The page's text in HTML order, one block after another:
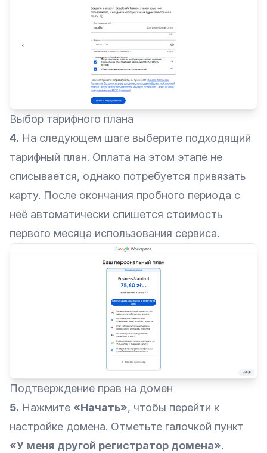
Выбор тарифного плана
4. На следующем шаге выберите подходящий
тарифный план. Оплата на этом этапе не
списывается, однако потребуется привязать
карту. После окончания пробного периода с
неё автоматически спишется стоимость
первого месяца использования сервиса.
Подтверждение прав на домен
5. Нажмите «Начать», чтобы перейти к
настройке домена. Отметьте галочкой пункт
«У меня другой регистратор домена».